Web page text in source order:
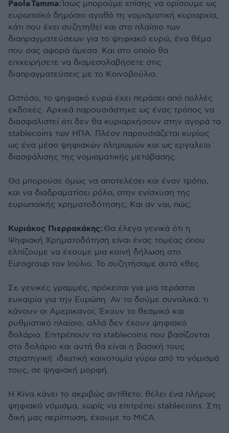
PaolaTamma: Ίσως μπορούμε επίσης να ορίσουμε ως
ευρωπαϊκό δημόσιο αγαθό τη νομισματική κυριαρχία,
κάτι που έχει συζητηθεί και στο πλαίσιο των
διαπραγματεύσεων για το ψηφιακό ευρώ, ένα θέμα
που σας αφορά άμεσα. Και στο οποίο θα
επιχειρήσετε να διαμεσολαβήσετε στις
διαπραγματεύσεις με το Κοινοβούλιο.
Ωστόσο, το ψηφιακό ευρώ έχει περάσει από πολλές
εκδοχές. Αρχικά παρουσιάστηκε ως ένας τρόπος να
διασφαλιστεί ότι δεν θα κυριαρχήσουν στην αγορά τα
stablecoins των ΗΠΑ. Πλέον παρουσιάζεται κυρίως
ως ένα μέσο ψηφιακών πληρωμών και ως εργαλείο
διασφάλισης της νομισματικής μετάβασης.
Θα μπορούσε όμως να αποτελέσει και έναν τρόπο,
και να διαδραματίσει ρόλο, στην ενίσχυση της
ευρωπαϊκής χρηματοδότησης; Και αν ναι, πώς;
Κυριάκος Πιερρακάκης: Θα έλεγα γενικά ότι η
Ψηφιακή Χρηματοδότηση είναι ένας τομέας όπου
ελπίζουμε να έχουμε μια κοινή δήλωση στο
Eurogroup τον Ιούλιο. Το συζητήσαμε αυτό χθες.
Σε γενικές γραμμές, πρόκειται για μια τεράστια
ευκαιρία για την Ευρώπη. Αν το δούμε συνολικά: τι
κάνουν οι Αμερικανοί; Έχουν το θεσμικό και
ρυθμιστικό πλαίσιο, αλλά δεν έχουν ψηφιακό
δολάριο. Επιτρέπουν τα stablecoins που βασίζονται
στο δολάριο και αυτή θα είναι η βασική τους
στρατηγική: ιδιωτική καινοτομία γύρω από το νόμισμά
τους, σε ψηφιακή μορφή.
Η Κίνα κάνει το ακριβώς αντίθετο: θέλει ένα πλήρως
ψηφιακό νόμισμα, χωρίς να επιτρέπει stablecoins. Στη
δική μας περίπτωση, έχουμε το MiCA.